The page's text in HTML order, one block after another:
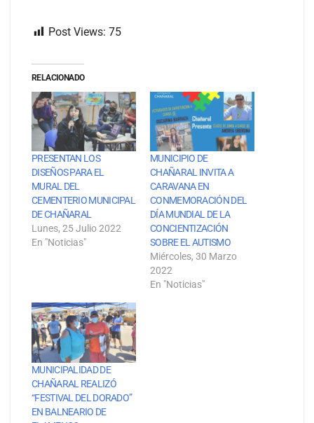
Post Views: 75
RELACIONADO
PRESENTAN LOS
DISEÑOS PARA EL
MURAL DEL
CEMENTERIO MUNICIPAL
DE CHAÑARAL
Lunes, 25 Julio 2022
En "Noticias"
MUNICIPIO DE
CHAÑARAL INVITA A
CARAVANA EN
CONMEMORACIÓN DEL
DÍA MUNDIAL DE LA
CONCIENTIZACIÓN
SOBRE EL AUTISMO
Miércoles, 30 Marzo
2022
En "Noticias"
MUNICIPALIDAD DE
CHAÑARAL REALIZÓ
“FESTIVAL DEL DORADO”
EN BALNEARIO DE